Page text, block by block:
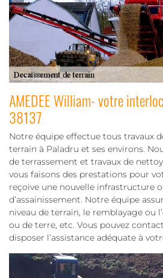
AMEDEE William- votre
38137
Notre équipe effectue tous travaux
terrain à Paladru et ses environs.
de terrassement et travaux de
vous faisons des prestations pour
reçoive une nouvelle infrastructure
d’assainissement. Notre équipe
niveau de terrain, le remblayage ou
ou de terre, etc. Vous pouvez
disposer l’assistance adéquate à